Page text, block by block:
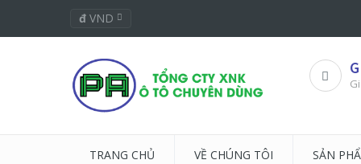
đ VND
TRANG CHỦ VỀ CHÚNG TÔI SẢN